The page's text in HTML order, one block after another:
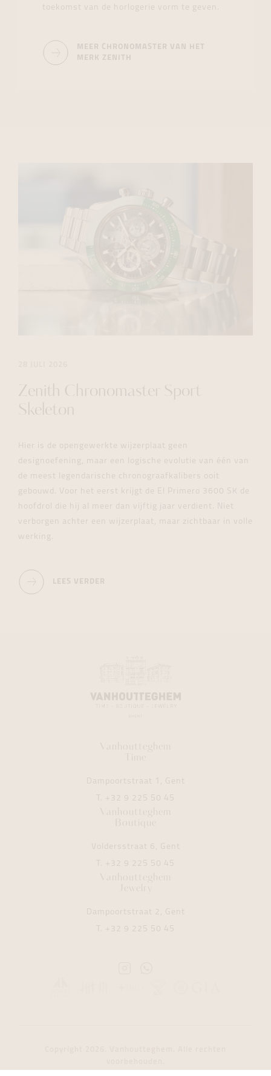
toekomst van de horlogerie vorm te geven.
MEER CHRONOMASTER VAN HET
MERK ZENITH
Zenith Chronomaster Sport
Skeleton
Hier is de opengewerkte wijzerplaat geen
designoefening, maar een logische evolutie van één van
de meest legendarische chronograafkalibers ooit
gebouwd. Voor het eerst krijgt de El Primero 3600 SK de
hoofdrol die hij al meer dan vijftig jaar verdient. Niet
verborgen achter een wijzerplaat, maar zichtbaar in volle
werking.
LEES VERDER
Vanhoutteghem
Time
Dampoortstraat 1, Gent
T. +32 9 225 50 45
Vanhoutteghem
Boutique
Voldersstraat 6, Gent
T. +32 9 225 50 45
Vanhoutteghem
Jewelry
Dampoortstraat 2, Gent
T. +32 9 225 50 45